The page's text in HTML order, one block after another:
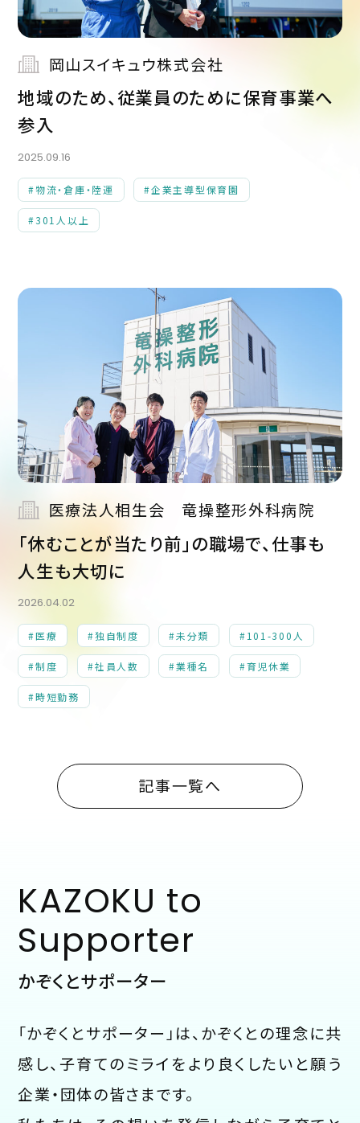
岡山スイキュウ株式会社
地域のため、従業員のために保育事業へ
参入
2025.09.16
#物流・倉庫・陸運 #企業主導型保育園
#301人以上
医療法人相生会 竜操整形外科病院
「休むことが当たり前」の職場で、仕事も
人生も大切に
2026.04.02
#医療 #独自制度 #未分類 #101-300人
#制度 #社員人数 #業種名 #育児休業
#時短勤務
記事一覧へ
KAZOKU to
Supporter
かぞくとサポーター
「かぞくとサポーター」は、かぞくとの理念に共
感し、子育てのミライをより良くしたいと願う
企業・団体の皆さまです。